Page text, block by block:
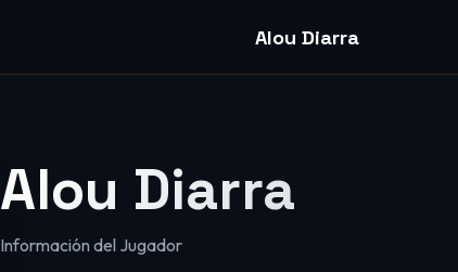
Alou Diarra
Alou Diarra
Información del Jugador